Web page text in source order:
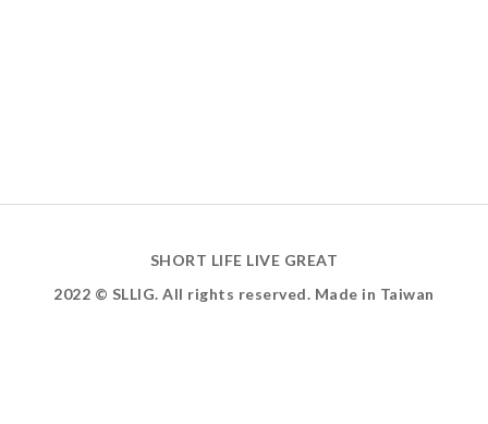
SHORT LIFE LIVE GREAT
2022 © SLLIG. All rights reserved. Made in Taiwan